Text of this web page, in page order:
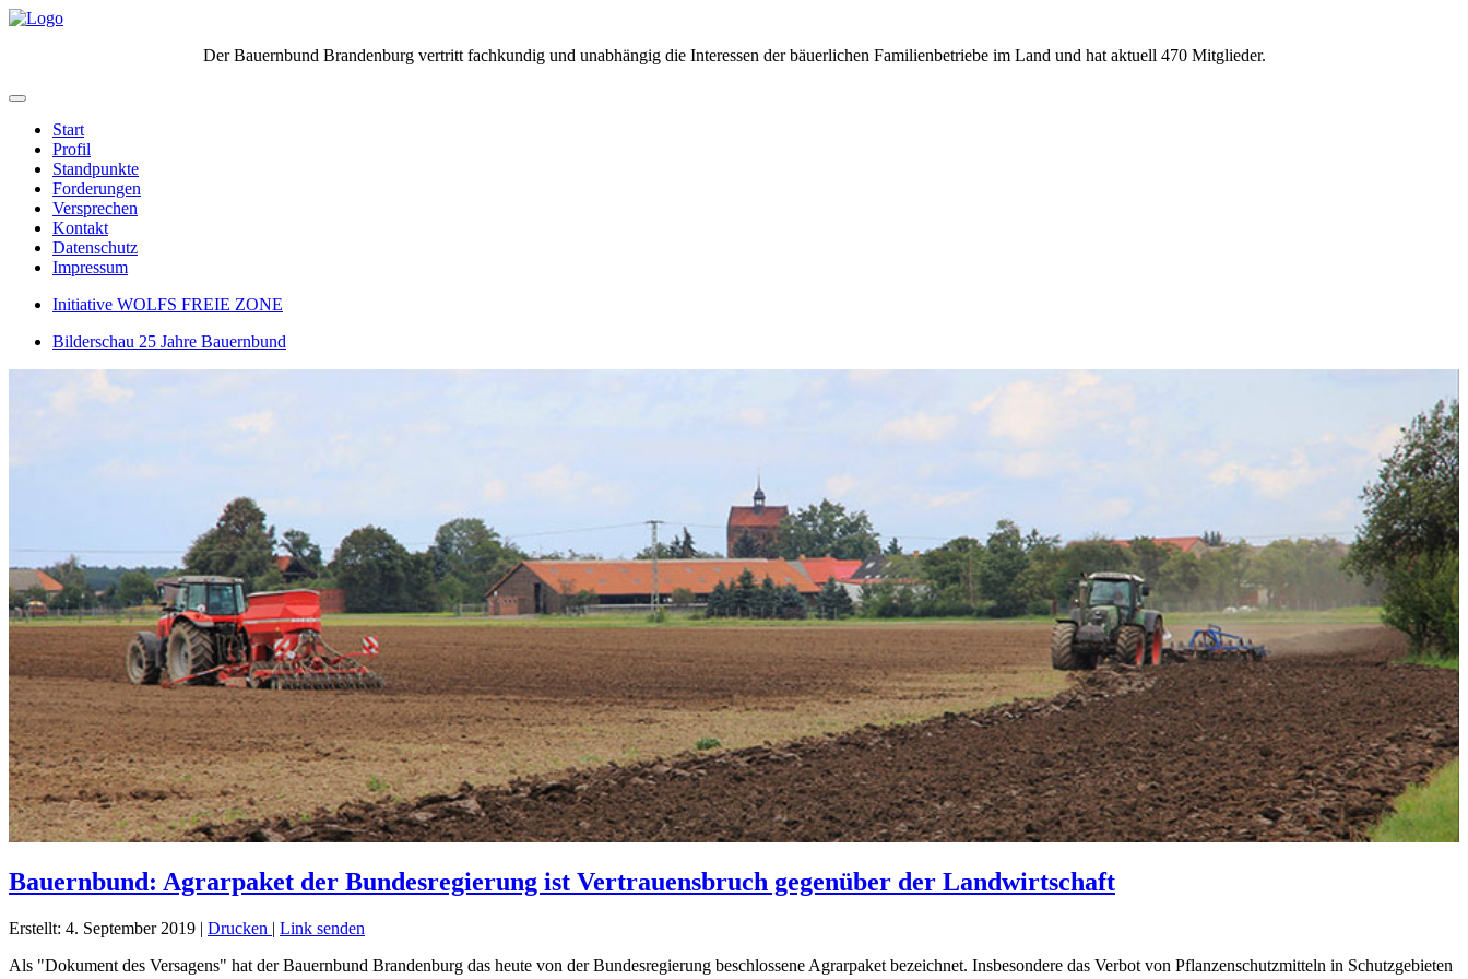
Der Bauernbund Brandenburg vertritt fachkundig und unabhängig die Interessen der bäuerlichen Familienbetriebe im Land und hat aktuell 470 Mitglieder.
Start
Profil
Standpunkte
Forderungen
Versprechen
Kontakt
Datenschutz
Impressum
Initiative WOLFS FREIE ZONE
Bilderschau 25 Jahre Bauernbund
Bauernbund: Agrarpaket der Bundesregierung ist Vertrauensbruch gegenüber der Landwirtschaft
Erstellt: 4. September 2019 | Drucken | Link senden
Als "Dokument des Versagens" hat der Bauernbund Brandenburg das heute von der Bundesregierung beschlossene Agrarpaket bezeichnet. Insbesondere das Verbot von Pflanzenschutzmitteln in Schutzgebieten